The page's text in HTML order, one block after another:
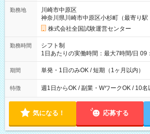
例】 ・河合塾模擬試験 8:30～17:30（休
×8時間＝日収10,400円＋交通費 ※当日
円の場合あり ・国家試験 7:00～13:30
円（役割手当＋100円）×6時間＝日収8,400円
間】試用期間なし
勤務地
川崎市中原区
神奈川県川崎市中原区小杉町（最寄り駅
株式会社全国試験運営センター
勤務時間
シフト制
1日あたりの実働時間：最大7時間/日
間は 試験により異なります。
期間 単発・1日のみOK / 短期（1ヶ月以内）
特徴 週1日からOK / 副業・WワークOK / 10
気になる！ 応募する